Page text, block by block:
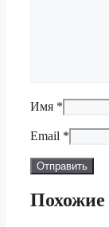
Имя *
Email *
Похожие